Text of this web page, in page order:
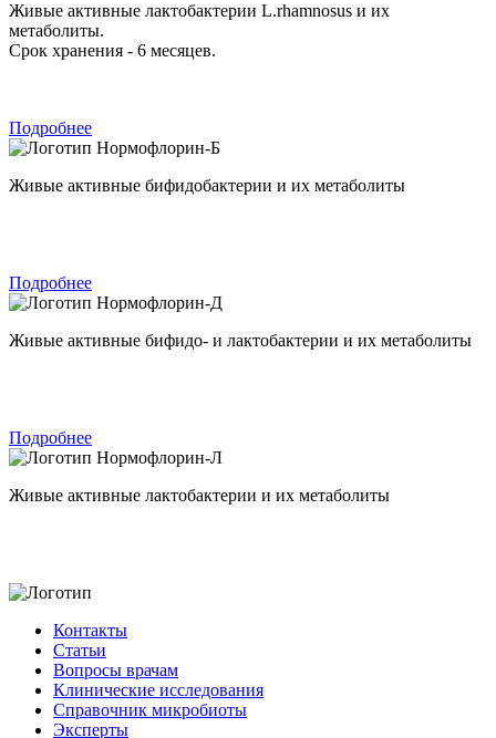
Живые активные лактобактерии L.rhamnosus и их
метаболиты.
Срок хранения - 6 месяцев.
Подробнее
Нормофлорин-Б
Живые активные бифидобактерии и их метаболиты
Подробнее
Нормофлорин-Д
Живые активные бифидо- и лактобактерии и их метаболиты
Подробнее
Нормофлорин-Л
Живые активные лактобактерии и их метаболиты
Контакты
Статьи
Вопросы врачам
Клинические исследования
Справочник микробиоты
Эксперты